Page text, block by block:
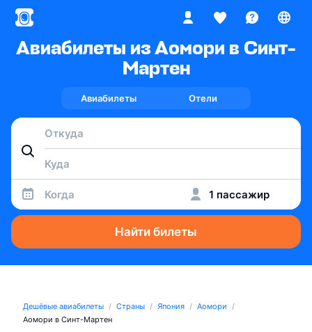
Авиабилеты из Аомори в Синт-
Мартен
Авиабилеты Отели
Когда 1 пассажир
Найти билеты
Дешёвые авиабилеты Страны Япония
Аомори
Аомори в Синт-Мартен